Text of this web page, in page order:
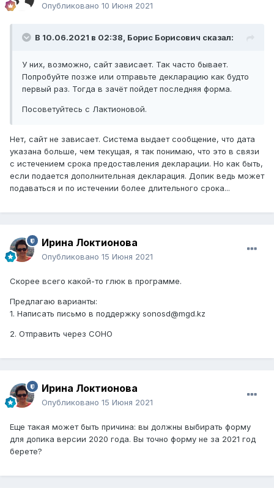
Опубликовано 10 Июня 2021
В 10.06.2021 в 02:38, Борис Борисович сказал:
У них, возможно, сайт зависает. Так часто бывает.
Попробуйте позже или отправьте декларацию как будто
первый раз. Тогда в зачёт пойдет последняя форма.
Посоветуйтесь с Лактионовой.
Нет, сайт не зависает. Система выдает сообщение, что дата
указана больше, чем текущая, я так понимаю, что это в связи
с истечением срока предоставления декларации. Но как быть,
если подается дополнительная декларация. Допик ведь может
подаваться и по истечении более длительного срока...
Ирина Локтионова
Опубликовано 15 Июня 2021
Скорее всего какой-то глюк в программе.
Предлагаю варианты:
1. Написать письмо в поддержку sonosd@mgd.kz
2. Отправить через СОНО
Ирина Локтионова
Опубликовано 15 Июня 2021
Еще такая может быть причина: вы должны выбирать форму
для допика версии 2020 года. Вы точно форму не за 2021 год
берете?